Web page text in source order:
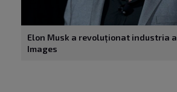
Elon Musk a revoluționat industria
Images